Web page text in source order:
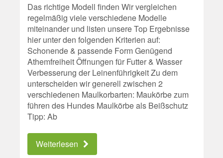
Das richtige Modell finden Wir vergleichen
regelmäßig viele verschiedene Modelle
miteinander und listen unsere Top Ergebnisse
hier unter den folgenden Kriterien auf:
Schonende & passende Form Genügend
Athemfreiheit Öffnungen für Futter & Wasser
Verbesserung der Leinenführigkeit Zu dem
unterscheiden wir generell zwischen 2
verschiedenen Maulkorbarten: Maukörbe zum
führen des Hundes Maulkörbe als Beißschutz
Tipp: Ab
Weiterlesen